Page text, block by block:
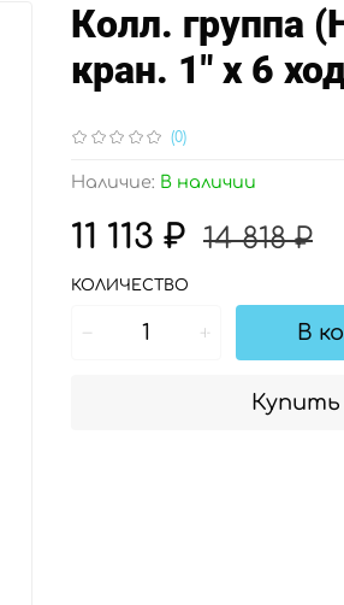
(0)
Наличие: В наличии
Колл. группа
кран. 1" х 6
11 113 ₽ 14 818 ₽
КОЛИЧЕСТВО
В
Купить